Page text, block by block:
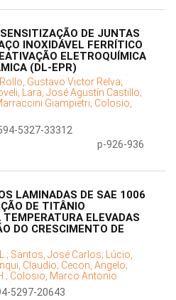
DE JUNTAS
INOXIDÁVEL FERRÍTICO
ELETROQUÍMICA
(DL-EPR)
Rollo, Gustavo Victor Relva;
Lara, José Agustín Castillo;
Giampietri; Colosio,
5327-33312
p-926-936
LAMINADAS DE SAE 1006
DE TITÂNIO
ELEVADAS
DO CRESCIMENTO DE
Santos, José Carlos; Lúcio,
Claudio; Cecon, Angelo;
Colosio, Marco Antonio
5297-20643